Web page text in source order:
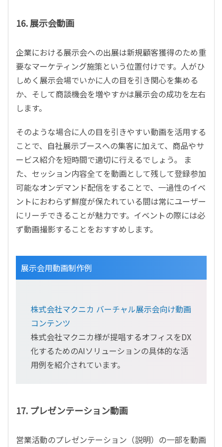
16. 展示会動画
企業における展示会への出展は新規顧客獲得のため重
要なマーケティング施策という位置付けです。人がひ
しめく展示会場でいかに人の目を引き関心を集める
か、そして商談機会を増やすかは展示会の成功を左右
します。
そのような場合に人の目を引きやすい動画を活用する
ことで、自社展示ブースへの集客に加えて、商品やサ
ービス紹介を短時間で適切に行えるでしょう。 ま
た、セッション内容全てを動画として残して登録参加
可能なオンデマンド配信をすることで、一過性のイベ
ントにおわらず鮮度が保たれている間は常にユーザー
にリーチできることが魅力です。イベントの際には必
ず動画撮影することをおすすめします。
展示会用動画制作例
株式会社マクニカ バーチャル展示会向け動画
コンテンツ
株式会社マクニカ様が提唱するオフィスをDX
化するためのAIソリューションの具体的な活
用例を紹介されています。
17. プレゼンテーション動画
営業活動のプレゼンテーション（説明）の一部を動画